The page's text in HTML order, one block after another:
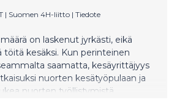
| Suomen 4H-liitto | Tiedote
on laskenut jyrkästi, eikä
töitä kesäksi. Kun perinteinen
saamatta, kesäyrittäjyys
nuorten kesätyöpulaan ja
nuorten työllistymistä.